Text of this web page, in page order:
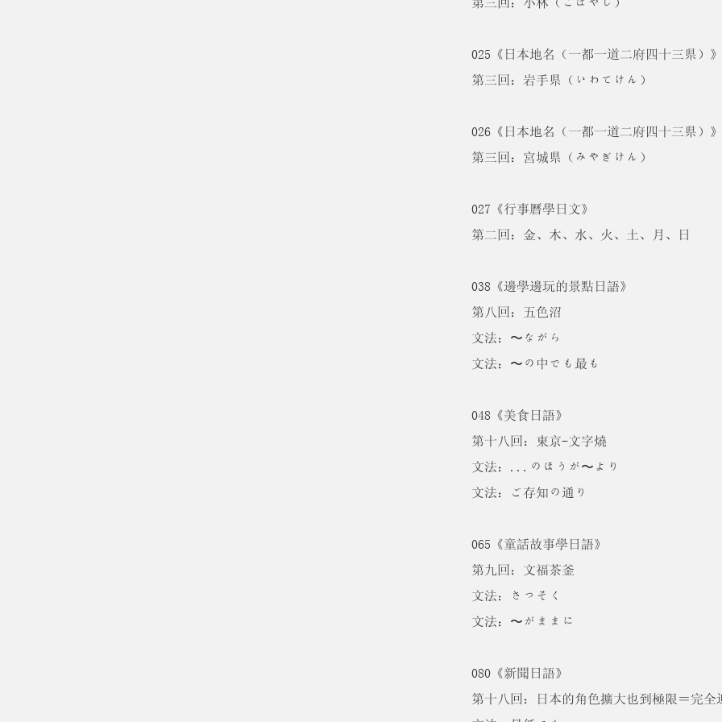
025《日本地名（一都一道二府四十三県）》
第三回：岩手県（いわてけん）
026《日本地名（一都一道二府四十三県）》
第三回：宮城県（みやぎけん）
027《行事曆學日文》
第二回：金、木、水、火、土、月、日
038《邊學邊玩的景點日語》
第八回：五色沼
文法：〜ながら
文法：〜の中でも最も
048《美食日語》
第十八回：東京-文字燒
文法：...のほうが〜より
文法：ご存知の通り
065《童話故事學日語》
第九回：文福茶釜
文法：さっそく
文法：〜がままに
080《新聞日語》
第十八回：日本的角色擴大也到極限＝完